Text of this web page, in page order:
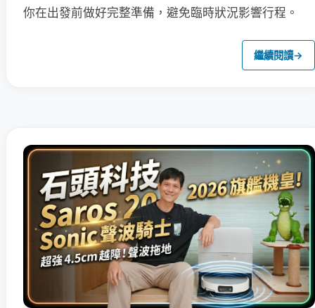
你在出發前做好完整準備，避免臨時狀況影響行程。
繼續閱讀→